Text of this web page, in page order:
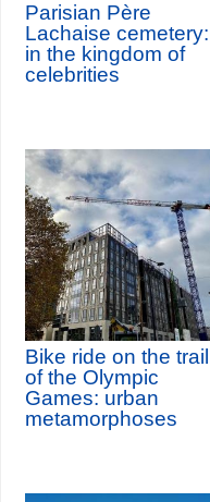
Parisian Père
Lachaise cemetery:
in the kingdom of
celebrities
Bike ride on the trail
of the Olympic
Games: urban
metamorphoses